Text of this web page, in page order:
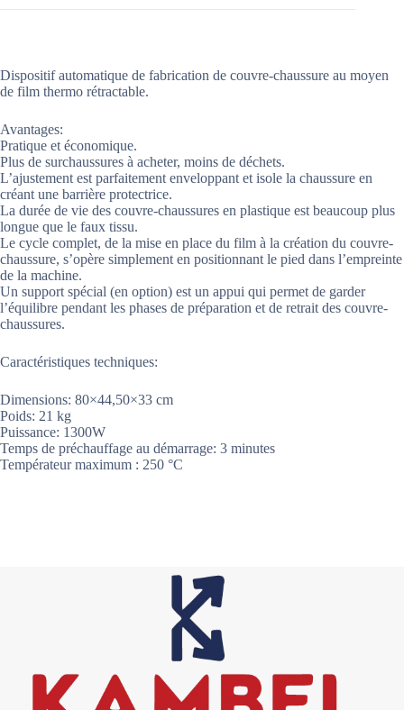
Dispositif automatique de fabrication de couvre-chaussure au moyen
de film thermo rétractable.
Avantages:
Pratique et économique.
Plus de surchaussures à acheter, moins de déchets.
L’ajustement est parfaitement enveloppant et isole la chaussure en
créant une barrière protectrice.
La durée de vie des couvre-chaussures en plastique est beaucoup plus
longue que le faux tissu.
Le cycle complet, de la mise en place du film à la création du couvre-
chaussure, s’opère simplement en positionnant le pied dans l’empreinte
de la machine.
Un support spécial (en option) est un appui qui permet de garder
l’équilibre pendant les phases de préparation et de retrait des couvre-
chaussures.
Caractéristiques techniques:
Dimensions: 80×44,50×33 cm
Poids: 21 kg
Puissance: 1300W
Temps de préchauffage au démarrage: 3 minutes
Températeur maximum : 250 °C